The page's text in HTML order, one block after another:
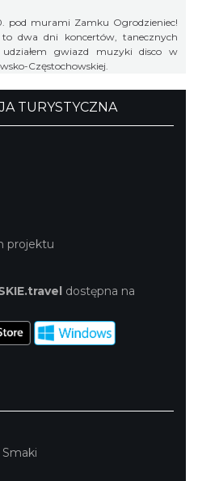
pod murami Zamku Ogrodzieniec!
to dwa dni koncertów, tanecznych
gwiazd muzyki disco w
Częstochowskiej.
TURYSTYCZNA
projektu
dostępna na